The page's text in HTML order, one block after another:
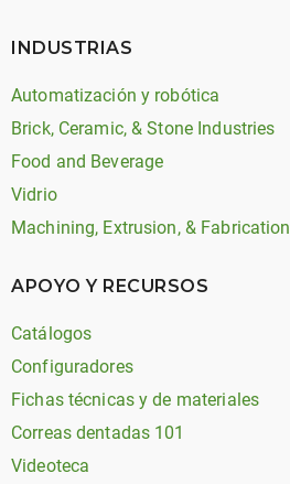
INDUSTRIAS
Automatización y robótica
Brick, Ceramic, & Stone Industries
Food and Beverage
Vidrio
Machining, Extrusion, & Fabrication
APOYO Y RECURSOS
Catálogos
Configuradores
Fichas técnicas y de materiales
Correas dentadas 101
Videoteca